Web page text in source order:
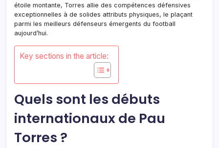
étoile montante, Torres allie des compétences défensives
exceptionnelles à de solides attributs physiques, le plaçant
parmi les meilleurs défenseurs émergents du football
aujourd’hui.
Key sections in the article:
Quels sont les débuts
internationaux de Pau
Torres ?